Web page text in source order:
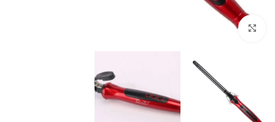
Click to enlarge